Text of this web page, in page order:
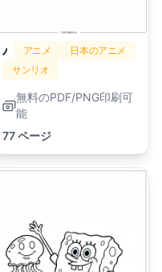
ハローキティアニメ
日本のアニメ
サンリオ
無料のPDF/PNG印刷可
能
77 ページ